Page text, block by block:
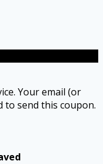
Your email (or
to send this coupon.